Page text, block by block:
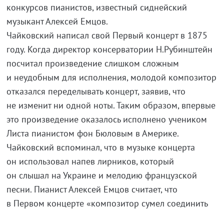
конкурсов пианистов, известный сиднейский
музыкант Алексей Емцов.
Чайковский написал свой Первый концерт в 1875
году. Когда директор консерватории Н.Рубинштейн
посчитал произведение слишком сложным
и неудобным для исполнения, молодой композитор
отказался переделывать концерт, заявив, что
не изменит ни одной ноты. Таким образом, впервые
это произведение оказалось исполнено учеником
Листа пианистом фон Бюловым в Америке.
Чайковский вспоминал, что в музыке концерта
он использовал напев лирников, который
он слышал на Украине и мелодию французской
песни. Пианист Алексей Емцов считает, что
в Первом концерте «композитор сумел соединить